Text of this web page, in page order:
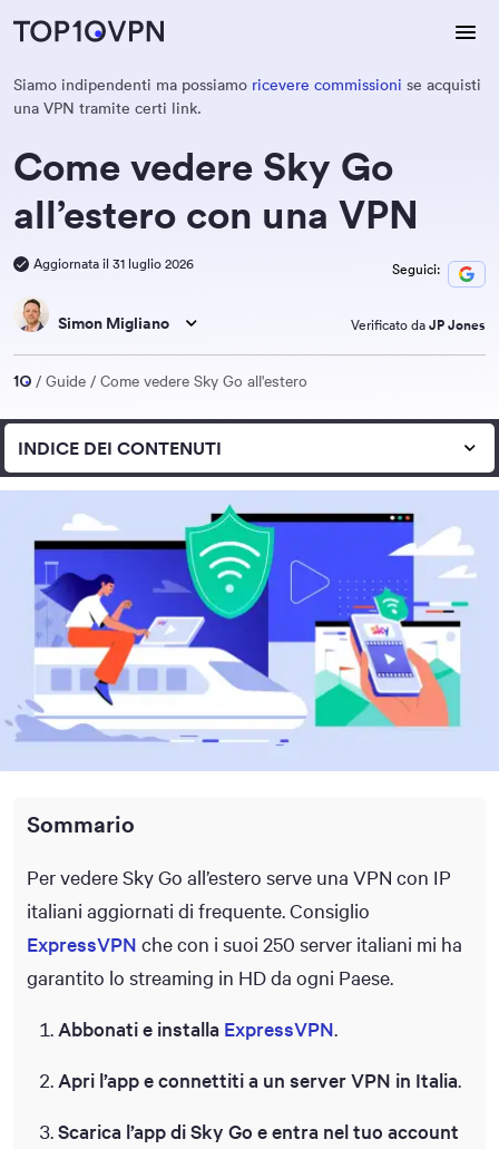
Siamo indipendenti ma possiamo ricevere commissioni se acquisti
una VPN tramite certi link.
Come vedere Sky Go
all’estero con una VPN
Aggiornata il 31 luglio 2026 Seguici:
Simon Migliano Verificato da JP Jones
Guide Come vedere Sky Go all'estero
INDICE DEI CONTENUTI
Sommario
Per vedere Sky Go all’estero serve una VPN con IP
italiani aggiornati di frequente. Consiglio
ExpressVPN che con i suoi 250 server italiani mi ha
garantito lo streaming in HD da ogni Paese.
Abbonati e installa ExpressVPN.
Apri l’app e connettiti a un server VPN in Italia.
Scarica l’app di Sky Go e entra nel tuo account